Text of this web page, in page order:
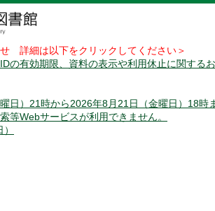
詳細は以下をクリックしてください＞
の有効期限、資料の表示や利用休止に関する
日）21時から2026年8月21日（金曜日）18時
等Webサービスが利用できません。